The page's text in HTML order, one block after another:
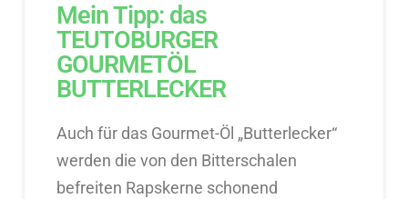
Mein Tipp: das
TEUTOBURGER
GOURMETÖL
BUTTERLECKER
Auch für das Gourmet-Öl „Butterlecker“
werden die von den Bitterschalen
befreiten Rapskerne schonend